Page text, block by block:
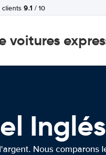
clients 9.1 / 10
voitures
Inglés
Nous comparons